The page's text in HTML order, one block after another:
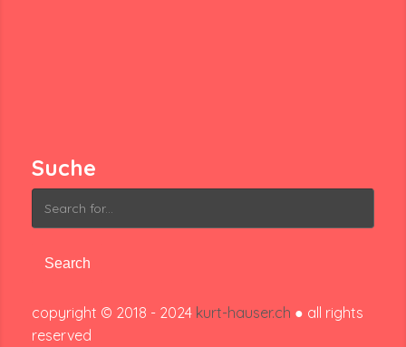
Suche
Search
for:
copyright © 2018 - 2024 kurt-hauser.ch ● all rights
reserved